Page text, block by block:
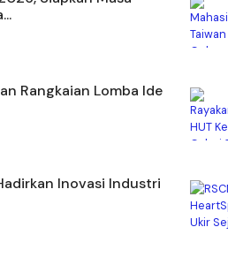
Rangkaian Lomba Ide
Inovasi Industri